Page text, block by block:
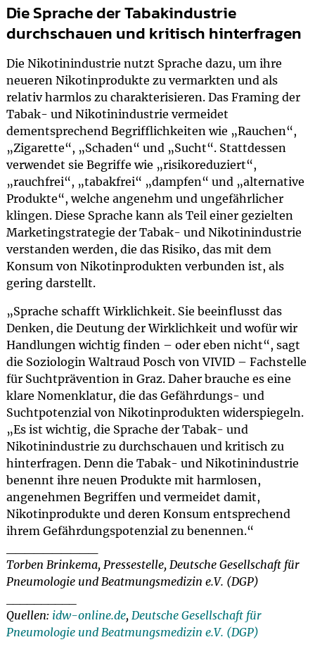
Die Sprache der Tabakindustrie
durchschauen und kritisch hinterfragen
Die Nikotinindustrie nutzt Sprache dazu, um ihre
neueren Nikotinprodukte zu vermarkten und als
relativ harmlos zu charakterisieren. Das Framing der
Tabak- und Nikotinindustrie vermeidet
dementsprechend Begrifflichkeiten wie „Rauchen“,
„Zigarette“, „Schaden“ und „Sucht“. Stattdessen
verwendet sie Begriffe wie „risikoreduziert“,
„rauchfrei“, „tabakfrei“ „dampfen“ und „alternative
Produkte“, welche angenehm und ungefährlicher
klingen. Diese Sprache kann als Teil einer gezielten
Marketingstrategie der Tabak- und Nikotinindustrie
verstanden werden, die das Risiko, das mit dem
Konsum von Nikotinprodukten verbunden ist, als
gering darstellt.
„Sprache schafft Wirklichkeit. Sie beeinflusst das
Denken, die Deutung der Wirklichkeit und wofür wir
Handlungen wichtig finden – oder eben nicht“, sagt
die Soziologin Waltraud Posch von VIVID – Fachstelle
für Suchtprävention in Graz. Daher brauche es eine
klare Nomenklatur, die das Gefährdungs- und
Suchtpotenzial von Nikotinprodukten widerspiegeln.
„Es ist wichtig, die Sprache der Tabak- und
Nikotinindustrie zu durchschauen und kritisch zu
hinterfragen. Denn die Tabak- und Nikotinindustrie
benennt ihre neuen Produkte mit harmlosen,
angenehmen Begriffen und vermeidet damit,
Nikotinprodukte und deren Konsum entsprechend
ihrem Gefährdungspotenzial zu benennen.“
Torben Brinkema, Pressestelle, Deutsche Gesellschaft für
Pneumologie und Beatmungsmedizin e.V. (DGP)
Quellen:idw-online.de, Deutsche Gesellschaft für
Pneumologie und Beatmungsmedizin e.V. (DGP)